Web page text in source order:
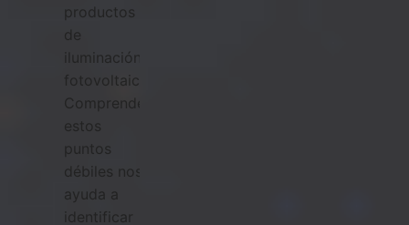
productos
de
iluminación
fotovoltaica.
Comprender
estos
puntos
débiles nos
ayuda a
identificar